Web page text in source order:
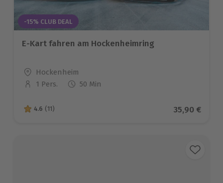
-15% CLUB DEAL
E-Kart fahren am Hockenheimring
Standort
Hockenheim
Anzahl der Teilnehmer
1 Pers. 50 Min
4.6 von 5 Sternen basierend auf 11 Bewertungen
4.6 (11) Aktueller
35,90 €